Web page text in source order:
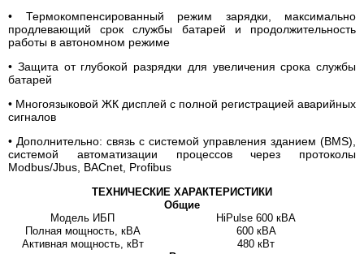
• Термокомпенсированный режим зарядки, максимально
продлевающий срок службы батарей и продолжительность
работы в автономном режиме
• Защита от глубокой разрядки для увеличения срока службы
батарей
• Многоязыковой ЖК дисплей с полной регистрацией аварийных
сигналов
• Дополнительно: связь с системой управления зданием (BMS),
системой автоматизации процессов через протоколы
Modbus/Jbus, BACnet, Profibus
ТЕХНИЧЕСКИЕ ХАРАКТЕРИСТИКИ
Общие
Модель ИБП
HiPulse 600 кВА
Полная мощность, кВА
600 кВА
Активная мощность, кВт
480 кВт